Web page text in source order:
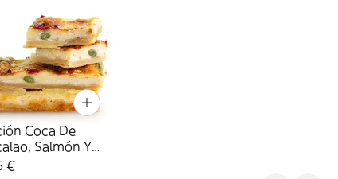
Coca De
Salmón Y
€